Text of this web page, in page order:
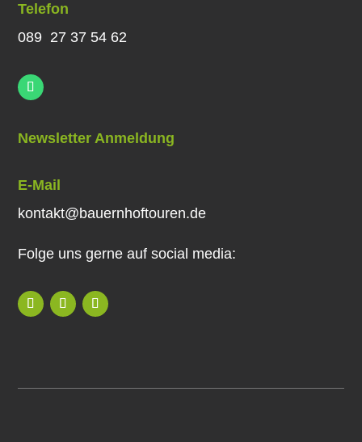
Telefon
089 27 37 54 62
Newsletter Anmeldung
E-Mail
kontakt@bauernhoftouren.de
Folge uns gerne auf social media: